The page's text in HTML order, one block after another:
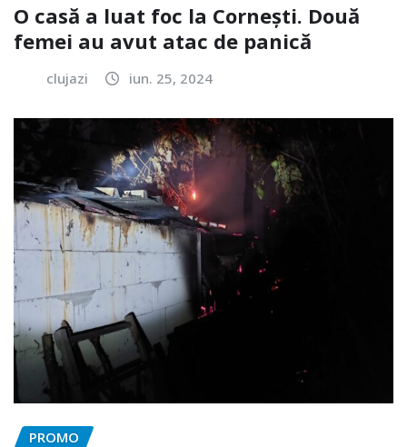
O casă a luat foc la Cornești. Două
femei au avut atac de panică
clujazi iun. 25, 2024
PROMO